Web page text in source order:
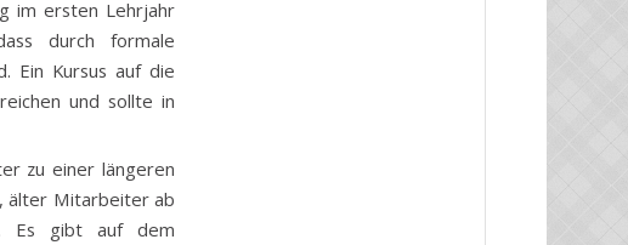
im ersten Lehrjahr
durch formale
Ein Kursus auf die
und sollte in
zu einer längeren
älter Mitarbeiter ab
Es gibt auf dem